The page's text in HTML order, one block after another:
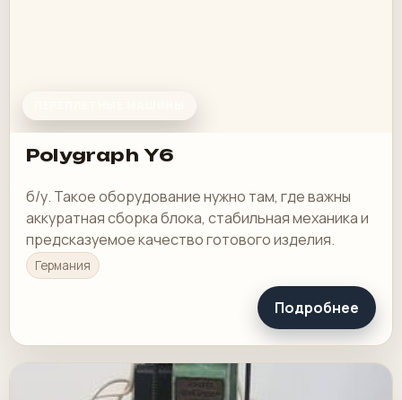
Polygraph Y6
б/у. Такое оборудование нужно там, где важны
аккуратная сборка блока, стабильная механика и
предсказуемое качество готового изделия.
Германия
Подробнее